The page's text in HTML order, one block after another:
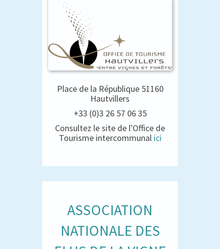
Place de la République 51160
Hautvillers
+33 (0)3 26 57 06 35
Consultez le site de l'Office de
Tourisme intercommunal ici
ASSOCIATION
NATIONALE DES